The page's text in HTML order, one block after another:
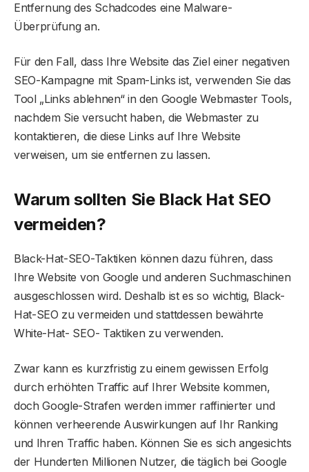
Entfernung des Schadcodes eine Malware-
Überprüfung an.
Für den Fall, dass Ihre Website das Ziel einer negativen
SEO-Kampagne mit Spam-Links ist, verwenden Sie das
Tool „Links ablehnen“ in den Google Webmaster Tools,
nachdem Sie versucht haben, die Webmaster zu
kontaktieren, die diese Links auf Ihre Website
verweisen, um sie entfernen zu lassen.
Warum sollten Sie Black Hat SEO
vermeiden?
Black-Hat-SEO-Taktiken können dazu führen, dass
Ihre Website von Google und anderen Suchmaschinen
ausgeschlossen wird. Deshalb ist es so wichtig, Black-
Hat-SEO zu vermeiden und stattdessen bewährte
White-Hat- SEO- Taktiken zu verwenden.
Zwar kann es kurzfristig zu einem gewissen Erfolg
durch erhöhten Traffic auf Ihrer Website kommen,
doch Google-Strafen werden immer raffinierter und
können verheerende Auswirkungen auf Ihr Ranking
und Ihren Traffic haben. Können Sie es sich angesichts
der Hunderten Millionen Nutzer, die täglich bei Google